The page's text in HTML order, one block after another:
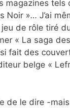
magazines tels
Noir »… J’ai
jeu de rôle tiré
« La saga
fait des
belge «
de le dire -